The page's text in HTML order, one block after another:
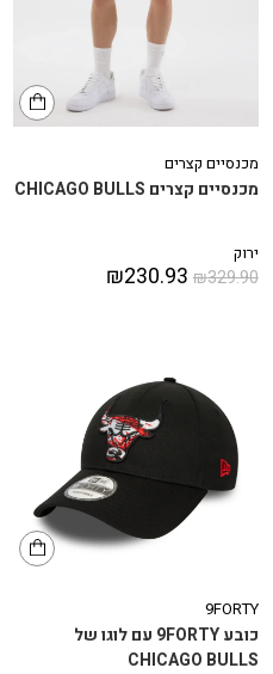
מכנסיים קצרים
מכנסיים קצרים CHICAGO BULLS
ירוק
₪329.90
₪230.93
9FORTY
כובע 9FORTY עם לוגו של
CHICAGO BULLS